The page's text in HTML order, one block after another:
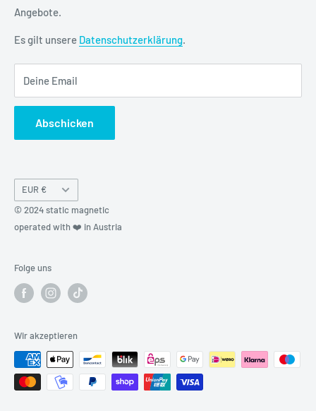
Kontakt
FAQ
Angebote.
Es gilt unsere Datenschutzerklärung.
Deine Email
Abschicken
Währung
EUR €
© 2024 static magnetic
operated with ❤️ in Austria
Folge uns
Wir akzeptieren